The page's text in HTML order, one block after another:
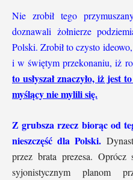
Nie zrobił tego
doznawali żołnierze
Polski. Zrobił to czysto
i w świętym przekonaniu, iż
to usłyszał znaczyło, iż jest
myślący nie mylili się.
Z grubsza rzecz biorąc od
nieszczęść dla Polski.
przez brata prezesa. Oprócz
syjonistycznym planom